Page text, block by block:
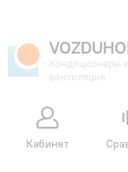
Кондиционеры и
вентиляция
Кабинет